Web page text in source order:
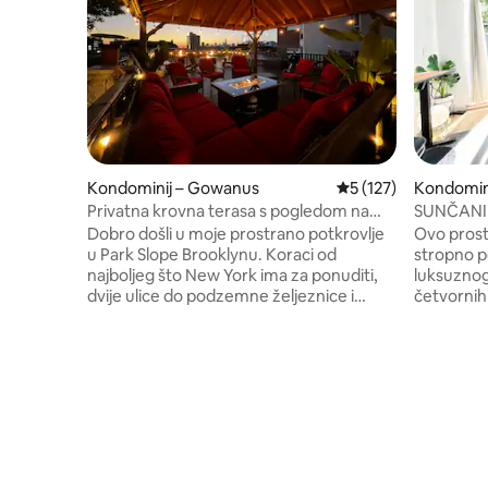
Kondominij – Gowanus Prosječna ocjena: 5/
5 (127)
Privatna krovna terasa s pogledom na
Park Slope | 10 minuta do New Yorka
Dobro došli u moje prostrano potkrovlje
u Park Slope Brooklynu. Koraci od
najboljeg što New York ima za ponuditi,
dvije ulice do podzemne željeznice i
uredom
Ovo
stropno
četvornih